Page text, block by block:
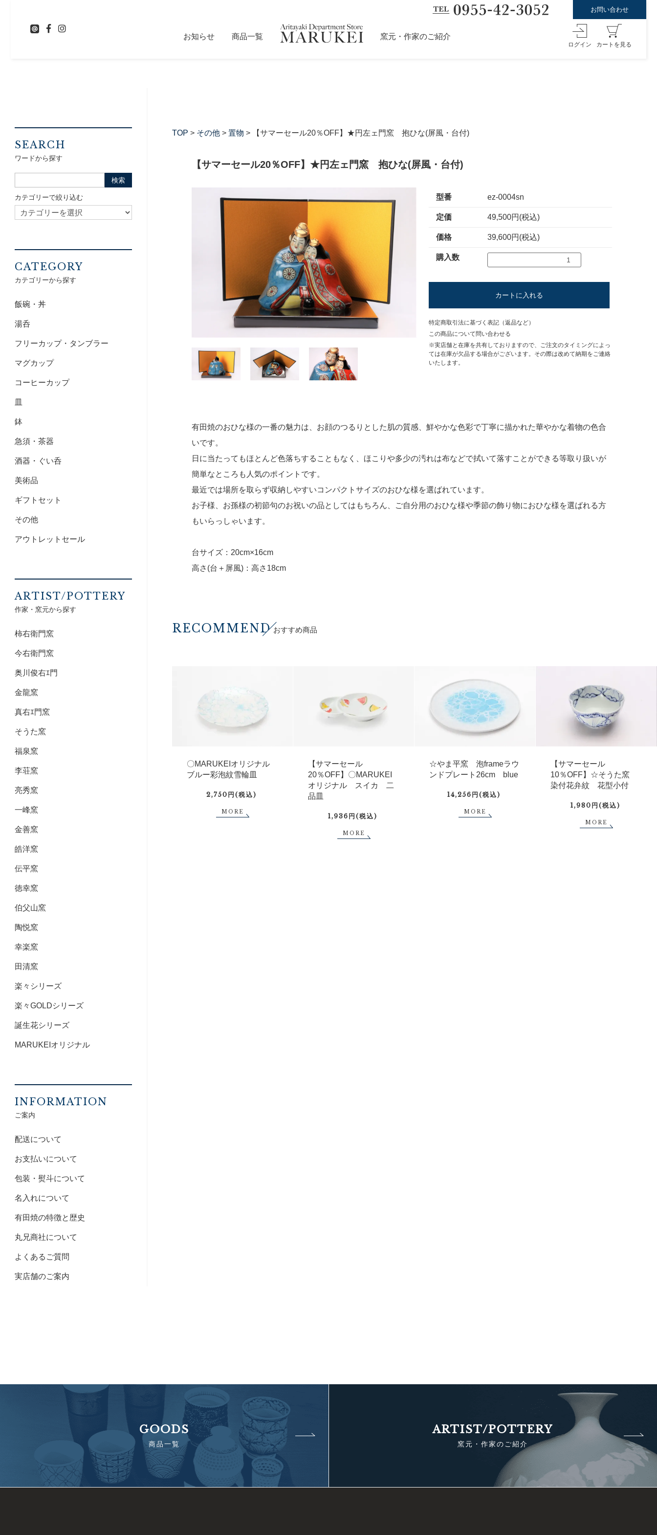
お問い合わせ
お知らせ 商品一覧 窯元・作家のご紹介
ログイン カートを見る
TOP > その他 > 置物 > 【サマーセール20％OFF】★円左ェ門窯 抱ひな(屏風・台付)
【サマーセール20％OFF】★円左ェ門窯 抱ひな(屏風・台付)
型番 ez-0004sn
定価 49,500円(税込)
価格 39,600円(税込)
購入数
カートに入れる
特定商取引法に基づく表記（返品など）
この商品について問い合わせる
※実店舗と在庫を共有しておりますので、ご注文のタイミングによっ
ては在庫が欠品する場合がございます。その際は改めて納期をご連絡
いたします。
有田焼のおひな様の一番の魅力は、お顔のつるりとした肌の質感、鮮やかな色彩で丁寧に描かれた華やかな着物の色合
いです。
日に当たってもほとんど色落ちすることもなく、ほこりや多少の汚れは布などで拭いて落すことができる等取り扱いが
簡単なところも人気のポイントです。
最近では場所を取らず収納しやすいコンパクトサイズのおひな様を選ばれています。
お子様、お孫様の初節句のお祝いの品としてはもちろん、ご自分用のおひな様や季節の飾り物におひな様を選ばれる方
もいらっしゃいます。
台サイズ：20cm×16cm
高さ(台＋屏風)：高さ18cm
RECOMMEND おすすめ商品
〇MARUKEIオリジナル
ブルー彩泡紋雪輪皿
2,750円(税込)
MORE
【サマーセール
20％OFF】〇MARUKEI
オリジナル スイカ 二
品皿
1,936円(税込)
MORE
☆やま平窯 泡frameラウ
ンドプレート26cm blue
14,256円(税込)
MORE
【サマーセール
10％OFF】☆そうた窯
染付花弁紋 花型小付
1,980円(税込)
MORE
SEARCH
ワードから探す
カテゴリーで絞り込む
CATEGORY
カテゴリーから探す
飯碗・丼
湯呑
フリーカップ・タンブラー
マグカップ
コーヒーカップ
皿
鉢
急須・茶器
酒器・ぐい呑
美術品
ギフトセット
その他
アウトレットセール
ARTIST/POTTERY
作家・窯元から探す
柿右衛門窯
今右衛門窯
奥川俊右ｴ門
金龍窯
真右ｴ門窯
そうた窯
福泉窯
李荘窯
亮秀窯
一峰窯
金善窯
皓洋窯
伝平窯
徳幸窯
伯父山窯
陶悦窯
幸楽窯
田清窯
楽々シリーズ
楽々GOLDシリーズ
誕生花シリーズ
MARUKEIオリジナル
INFORMATION
ご案内
配送について
お支払いについて
包装・熨斗について
名入れについて
有田焼の特徴と歴史
丸兄商社について
よくあるご質問
実店舗のご案内
GOODS
商品一覧
ARTIST/POTTERY
窯元・作家のご紹介